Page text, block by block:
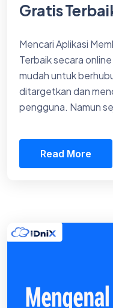
Gratis
Mencari Aplikasi
Terbaik secara
mudah untuk
ditargetkan dan
pengguna. Namun
Read More